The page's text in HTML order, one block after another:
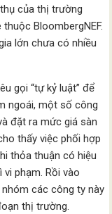
của thị trường
BloombergNEF.
lớn chưa có nhiều
gọi “tự kỷ luật” để
ngoái, một số công
đặt ra mức giá sàn
thấy việc phối hợp
thỏa thuận có hiệu
phạm. Rồi vào
các công ty này
thị trường.